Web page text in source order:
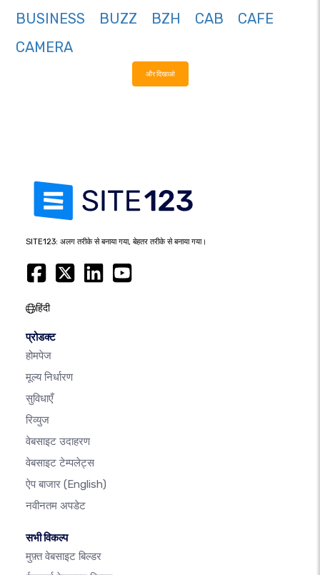
BUSINESS
BUZZ BZH CAB
CAFE
CAMERA
और दिखाओ
SITE123: अलग तरीके से बनाया गया, बेहतर तरीके से बनाया गया।
हिंदी
प्रोडक्ट
होमपेज
मूल्य निर्धारण
सुविधाएँ
रिव्युज
वेबसाइट उदाहरण
वेबसाइट टेम्पलेट्स
ऐप बाजार (English)
नवीनतम अपडेट
सभी विकल्प
मुफ़्त वेबसाइट बिल्डर